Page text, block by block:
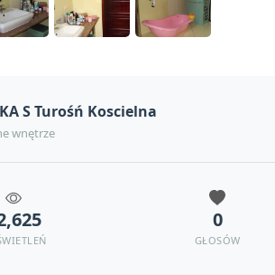
S Turośń Koscielna
wnętrze
0
GŁOSÓW